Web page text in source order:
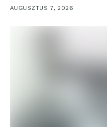
AUGUSZTUS 7, 2026